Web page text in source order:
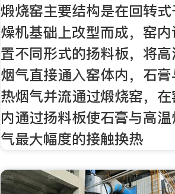
煅烧窑主要结构是在回转式
燥机基础上改型而成，窑内
置不同形式的扬料板，将高
烟气直接通入窑体内，石膏
热烟气并流通过煅烧窑，在
内通过扬料板使石膏与高温
气最大幅度的接触换热